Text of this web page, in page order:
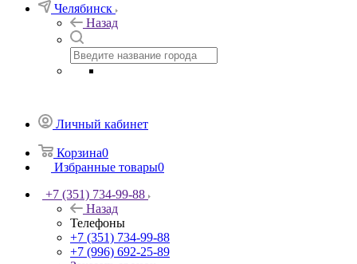
Челябинск
Назад
Личный кабинет
Корзина0
Избранные товары0
+7 (351) 734-99-88
Назад
Телефоны
+7 (351) 734-99-88
+7 (996) 692-25-89